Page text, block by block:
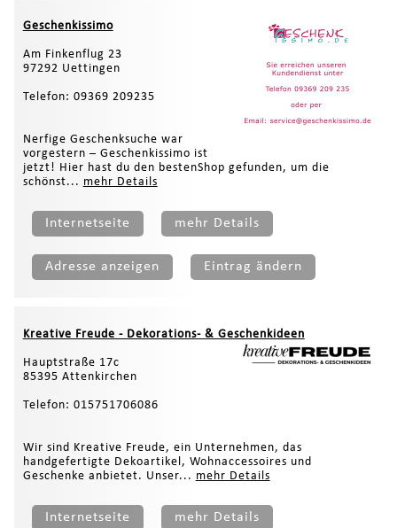
Geschenkissimo
Am Finkenflug 23
97292 Uettingen
Telefon: 09369 209235
Nerfige Geschenksuche war
vorgestern – Geschenkissimo ist
jetzt! Hier hast du den bestenShop gefunden, um die
schönst... mehr Details
Internetseite mehr Details
Adresse anzeigen Eintrag ändern
Kreative Freude - Dekorations- & Geschenkideen
Hauptstraße 17c
85395 Attenkirchen
Telefon: 015751706086
Wir sind Kreative Freude, ein Unternehmen, das
handgefertigte Dekoartikel, Wohnaccessoires und
Geschenke anbietet. Unser... mehr Details
Internetseite mehr Details